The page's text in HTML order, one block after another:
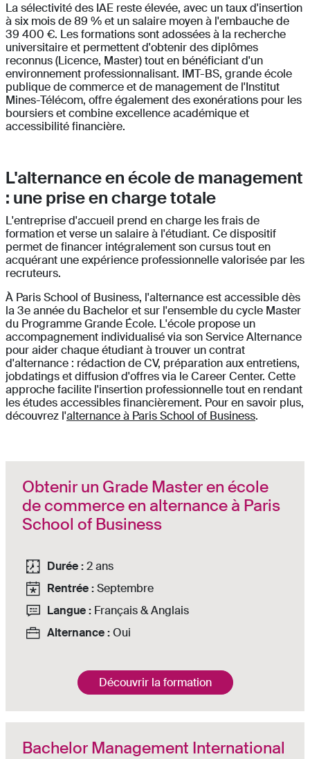
La sélectivité des IAE reste élevée, avec un taux d'insertion
à six mois de 89 % et un salaire moyen à l'embauche de
39 400 €. Les formations sont adossées à la recherche
universitaire et permettent d'obtenir des diplômes
reconnus (Licence, Master) tout en bénéficiant d'un
environnement professionnalisant. IMT-BS, grande école
publique de commerce et de management de l'Institut
Mines-Télécom, offre également des exonérations pour les
boursiers et combine excellence académique et
accessibilité financière.
L'alternance en école de management
: une prise en charge totale
L'entreprise d'accueil prend en charge les frais de
formation et verse un salaire à l'étudiant. Ce dispositif
permet de financer intégralement son cursus tout en
acquérant une expérience professionnelle valorisée par les
recruteurs.
À Paris School of Business, l'alternance est accessible dès
la 3e année du Bachelor et sur l'ensemble du cycle Master
du Programme Grande École. L'école propose un
accompagnement individualisé via son Service Alternance
pour aider chaque étudiant à trouver un contrat
d'alternance : rédaction de CV, préparation aux entretiens,
jobdatings et diffusion d'offres via le Career Center. Cette
approche facilite l'insertion professionnelle tout en rendant
les études accessibles financièrement. Pour en savoir plus,
découvrez l'alternance à Paris School of Business.
Obtenir un Grade Master en école
de commerce en alternance à Paris
School of Business
Durée :2 ans
Rentrée :Septembre
Langue : Français & Anglais
Alternance :Oui
Découvrir la formation
Bachelor Management International